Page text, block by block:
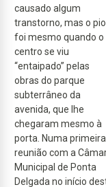
causado algum
transtorno, mas o
foi mesmo quando o
centro se viu
“entaipado” pelas
obras do parque
subterrâneo da
avenida, que lhe
chegaram mesmo à
porta. Numa primeira
reunião com a
Municipal de Ponta
Delgada no início